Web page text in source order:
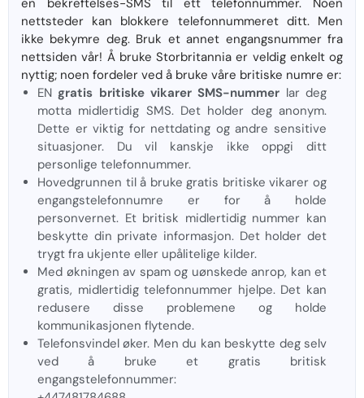
en bekreftelses-SMS til ett telefonnummer. Noen
nettsteder kan blokkere telefonnummeret ditt. Men
ikke bekymre deg. Bruk et annet engangsnummer fra
nettsiden vår! Å bruke Storbritannia er veldig enkelt og
nyttig; noen fordeler ved å bruke våre britiske numre er:
ENgratis britiske vikarer SMS-nummer lar deg
motta midlertidig SMS. Det holder deg anonym.
Dette er viktig for nettdating og andre sensitive
situasjoner. Du vil kanskje ikke oppgi ditt
personlige telefonnummer.
Hovedgrunnen til å bruke gratis britiske vikarer og
engangstelefonnumre er for å holde
personvernet. Et britisk midlertidig nummer kan
beskytte din private informasjon. Det holder det
trygt fra ukjente eller upålitelige kilder.
Med økningen av spam og uønskede anrop, kan et
gratis, midlertidig telefonnummer hjelpe. Det kan
redusere disse problemene og holde
kommunikasjonen flytende.
Telefonsvindel øker. Men du kan beskytte deg selv
ved å bruke et gratis britisk
engangstelefonnummer: